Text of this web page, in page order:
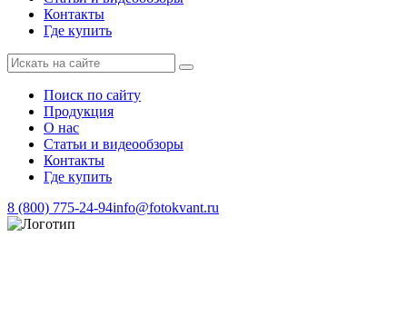
Контакты
Где купить
Поиск по сайту
Продукция
О нас
Статьи и видеообзоры
Контакты
Где купить
8 (800) 775-24-94info@fotokvant.ru